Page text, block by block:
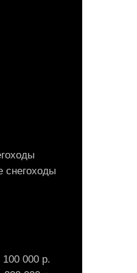
гоходы
г оходы
снегоходы
100 000 р.
100 000 р.